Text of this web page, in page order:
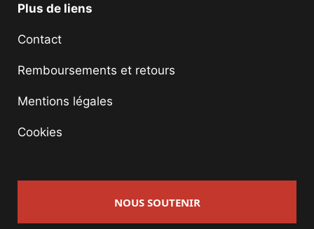
Plus de liens
Contact
Remboursements et retours
Mentions légales
Cookies
NOUS SOUTENIR